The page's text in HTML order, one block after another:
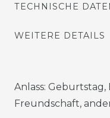
TECHNISCHE
WEITERE DETAILS
Anlass:
Freundschaft,